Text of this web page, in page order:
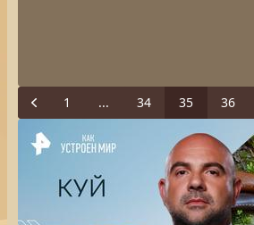
Previous
1 ... 34 35 36